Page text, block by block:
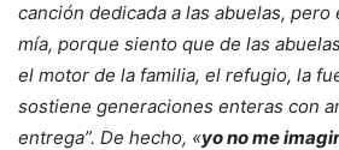
canción dedicada a las abuelas, pero
mía, porque siento que de las
el motor de la familia, el refugio, la
sostiene generaciones enteras con
entrega”. De hecho, «yo no me